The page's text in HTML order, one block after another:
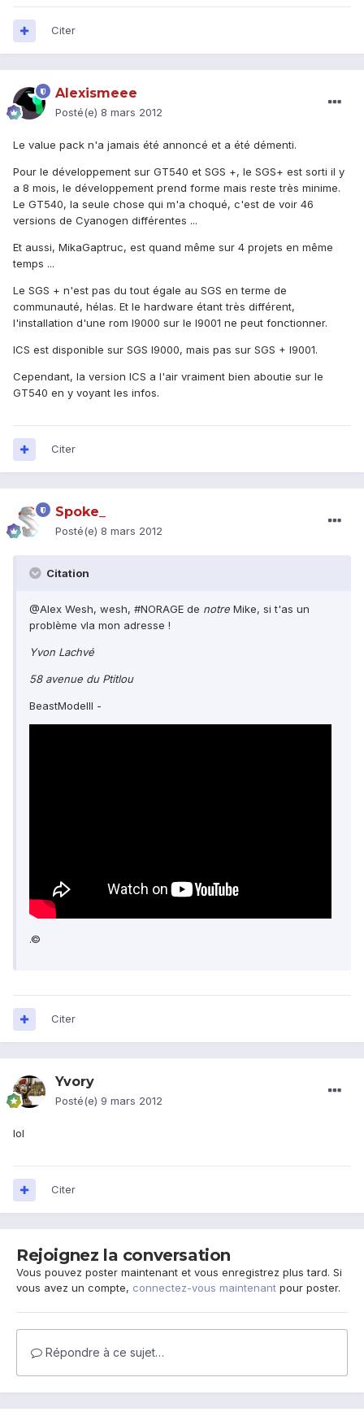
Citer
Alexismeee
Posté(e) 8 mars 2012
Le value pack n'a jamais été annoncé et a été démenti.
Pour le développement sur GT540 et SGS +, le SGS+ est sorti il y
a 8 mois, le développement prend forme mais reste très minime.
Le GT540, la seule chose qui m'a choqué, c'est de voir 46
versions de Cyanogen différentes ...
Et aussi, MikaGaptruc, est quand même sur 4 projets en même
temps ...
Le SGS + n'est pas du tout égale au SGS en terme de
communauté, hélas. Et le hardware étant très différent,
l'installation d'une rom I9000 sur le I9001 ne peut fonctionner.
ICS est disponible sur SGS I9000, mais pas sur SGS + I9001.
Cependant, la version ICS a l'air vraiment bien aboutie sur le
GT540 en y voyant les infos.
Citer
Spoke_
Posté(e) 8 mars 2012
Citation
@Alex Wesh, wesh, #NORAGE de notre Mike, si t'as un
problème vla mon adresse !
Yvon Lachvé
58 avenue du Ptitlou
BeastModeIII -
.©
Citer
Yvory
Posté(e) 9 mars 2012
lol
Citer
Rejoignez la conversation
Vous pouvez poster maintenant et vous enregistrez plus tard. Si
vous avez un compte, connectez-vous maintenant pour poster.
Répondre à ce sujet…